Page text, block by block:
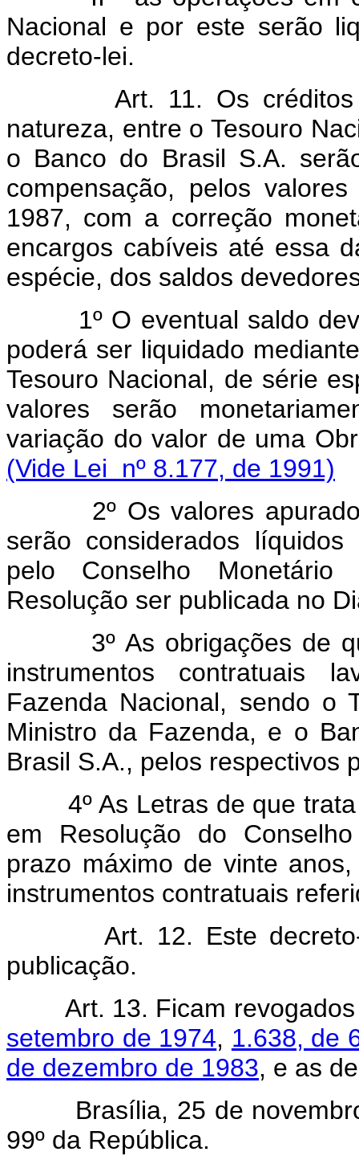
Nacional e por este serão
decreto-lei.
Art. 11. Os créditos e
natureza, entre o Tesouro
o Banco do Brasil S.A.
compensação, pelos
1987, com a correção
encargos cabíveis até essa
espécie, dos saldos
1º O eventual saldo
poderá ser liquidado
Tesouro Nacional, de série
valores serão
variação do valor de uma
(Vide Lei nº 8.177, de 1991)
2º Os valores
serão considerados
pelo Conselho
Resolução ser publicada no
3º As obrigações de
instrumentos contratuais
Fazenda Nacional, sendo o
Ministro da Fazenda, e o
Brasil S.A., pelos respectivos
4º As Letras de que trata
em Resolução do
prazo máximo de vinte
instrumentos contratuais
Art. 12. Este decreto-
publicação.
Art. 13. Ficam
setembro de 1974, 1.638, de
de dezembro de 1983, e as
Brasília, 25 de novembro
99º da República.